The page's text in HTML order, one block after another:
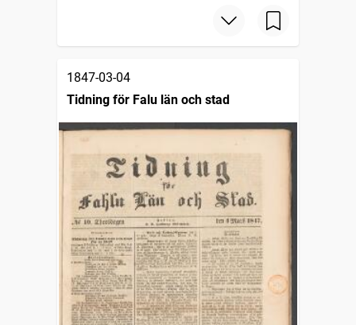
1847-03-04
Tidning för Falu län och stad